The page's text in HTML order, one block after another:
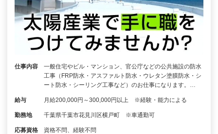
仕事内容
一般住宅やビル・マンション、官公庁などの公共施設の防水
工事（FRP防水・アスファルト防水・ウレタン塗膜防水・シ
ート防水・シーリング工事など）のお仕事になります。…
給与 月給200,000円～300,000円以上 ※経験・能力による
勤務地 千葉県千葉市花見川区横戸町 ※車通勤可
応募資格 資格不問、経験不問